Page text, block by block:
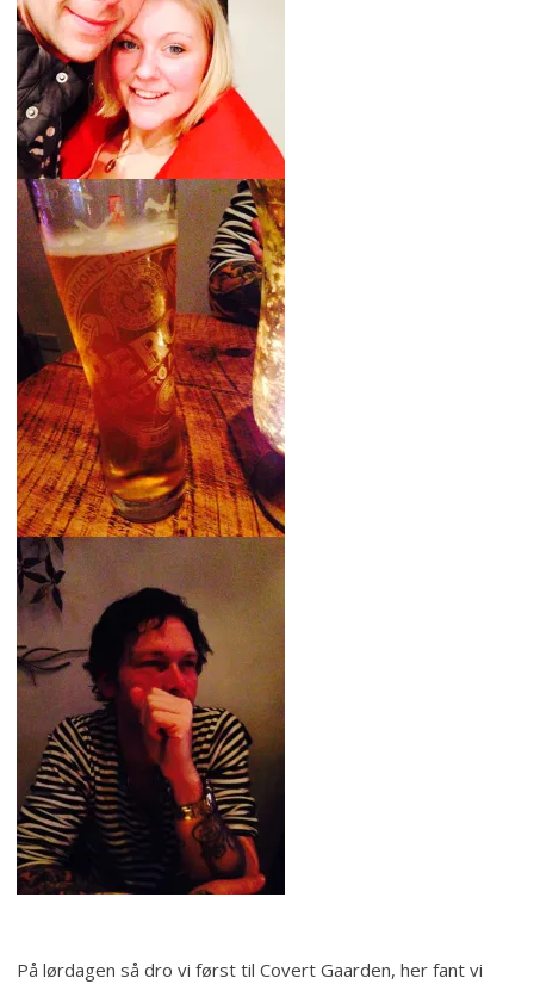
På lørdagen så dro vi først til Covert Gaarden, her fant vi